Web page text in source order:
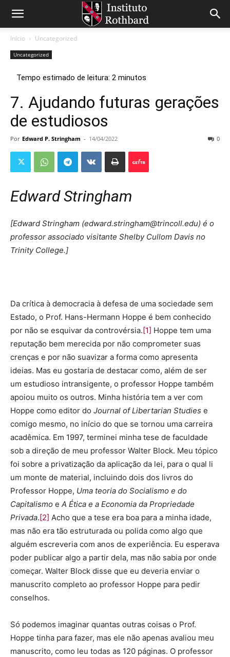
Início Uncategorized
Uncategorized
7. Ajudando futuras gerações
de estudiosos
Por Edward P. Stringham - 14/04/2022 0
Edward Stringham
[Edward Stringham (edward.stringham@trincoll.edu) é o
professor associado visitante Shelby Cullom Davis no
Trinity College.]
Da crítica à democracia à defesa de uma sociedade sem
Estado, o Prof. Hans-Hermann Hoppe é bem conhecido
por não se esquivar da controvérsia. [1] Hoppe tem uma
reputação bem merecida por não comprometer suas
crenças e por não suavizar a forma como apresenta
ideias. Mas eu gostaria de destacar como, além de ser
um estudioso intransigente, o professor Hoppe também
apoiou muito os outros. Minha história tem a ver com
Hoppe como editor do Journal of Libertarian Studies e
comigo mesmo, no início do que se tornou uma carreira
acadêmica. Em 1997, terminei minha tese de faculdade
sob a direção de meu professor Walter Block. Meu tópico
foi sobre a privatização da aplicação da lei, para o qual li
um monte de material, incluindo dois dos livros do
Professor Hoppe, Uma teoria do Socialismo e do
Capitalismo e A Ética e a Economia da Propriedade
Privada. [2] Acho que a tese era boa para a minha idade,
mas não era tão estruturada ou polida como algo que
alguém escreveria com anos de experiência. Eu esperava
poder publicar algo a partir dela, mas não sabia por onde
começar. Walter Block disse que eu deveria enviar o
manuscrito completo ao professor Hoppe para pedir
conselhos.
Só podemos imaginar quantas outras coisas o Prof.
Hoppe tinha para fazer, mas ele não apenas avaliou meu
manuscrito, como leu todas as 120 páginas. O professor